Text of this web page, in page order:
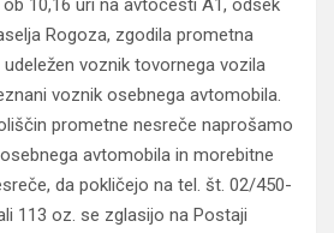
ob 10,16 uri na avtocesti A1, odsek
Rogoza, zgodila prometna
voznik tovornega vozila
voznik osebnega avtomobila.
prometne nesreče naprošamo
avtomobila in morebitne
da pokličejo na tel. št. 02/450-
113 oz. se zglasijo na Postaji